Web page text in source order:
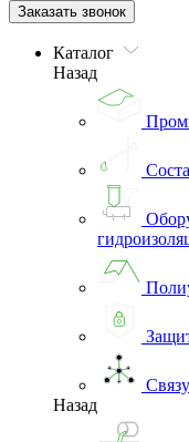
Заказать звонок
Каталог
Назад
Назад